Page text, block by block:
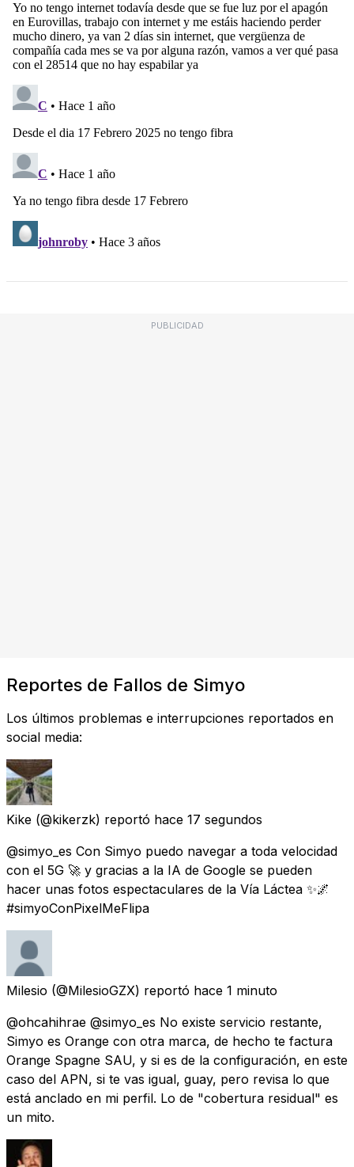
PUBLICIDAD
Reportes de Fallos de Simyo
Los últimos problemas e interrupciones reportados en
social media:
Kike (@kikerzk) reportó hace 17 segundos
@simyo_es Con Simyo puedo navegar a toda velocidad
con el 5G 🚀 y gracias a la IA de Google se pueden
hacer unas fotos espectaculares de la Vía Láctea ✨🌌
#simyoConPixelMeFlipa
Milesio (@MilesioGZX) reportó hace 1 minuto
@ohcahihrae @simyo_es No existe servicio restante,
Simyo es Orange con otra marca, de hecho te factura
Orange Spagne SAU, y si es de la configuración, en este
caso del APN, si te vas igual, guay, pero revisa lo que
está anclado en mi perfil. Lo de "cobertura residual" es
un mito.